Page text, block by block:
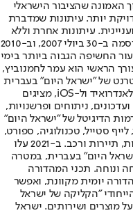
האמונה שהציבור הישראלי
יותר. עיתונות שמדברת
עיתונות אחרת וללא
תשלום. המהדורה המודפסת הראשונה פורסמה ב-30 ביולי 2007, וב-2010
החשיפה הגבוה ביותר בימי
הראשי הוא עמר לחמנוביץ,
של "ישראל היום" בעברית
ובאנגלית, כמו כן היישומונים (אפליקציות) לאנדרואיד ול-iOS, מציגים
ניתוחים ופרשנויות,
הדיגיטל של "ישראל היום"
סטייל, טכנולוגיה, ספורט,
כלכלה וצרכנות, בריאות, חיילים, אוכל, יהדות, תיירות ורכב. ב-2021 עלו
היום" בעברית, במטרה
ונוחה. תכני המהדורה
יומית מקוונת, ואפשר
"הקליקה של ישראל
מוצרים ושירותים. ישראל